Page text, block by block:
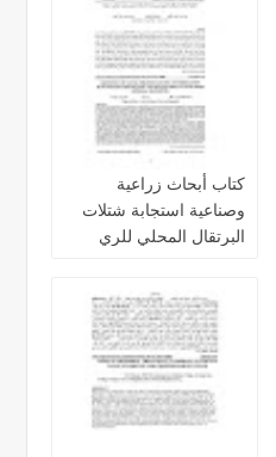
كتاب أبحاث زراعية
وصناعية استجابة شتلات
البرتقال المحلي للري
ببعض العناصر المغذية